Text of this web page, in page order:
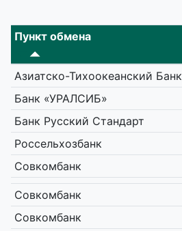
Пункт обмена
Азиатско-Тихоокеанский Банк
Банк «УРАЛСИБ»
Банк Русский Стандарт
Россельхозбанк
Совкомбанк
Совкомбанк
Совкомбанк